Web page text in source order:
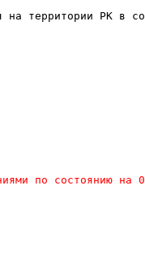
на территории РК в
по состоянию